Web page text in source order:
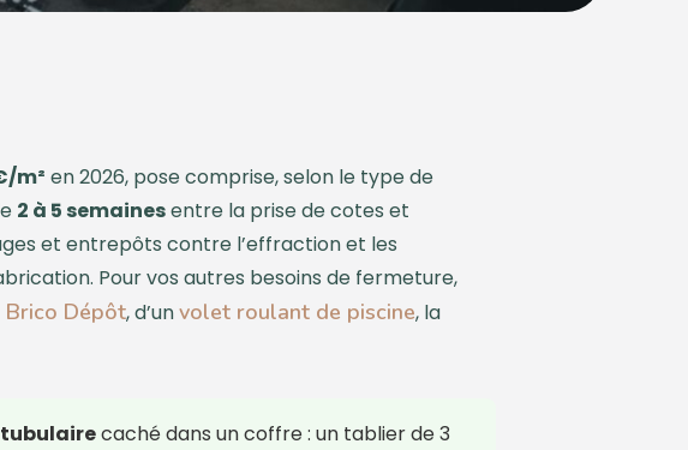
m² en 2026, pose comprise, selon le type de
2 à 5 semainesentre la prise de cotes et
et entrepôts contre l’effraction et les
Pour vos autres besoins de fermeture,
Dépôt, d’unvolet roulant de piscine, la
caché dans un coffre : un tablier de 3